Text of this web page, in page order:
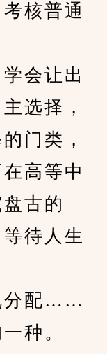
核普通
会让出
选择，
门类，
高等中
古的
待人生
分配……
种。